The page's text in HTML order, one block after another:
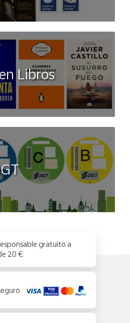
Libros
gratuito a
20 €